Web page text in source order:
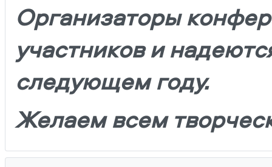
Организаторы
участников и
следующем году.
Желаем всем